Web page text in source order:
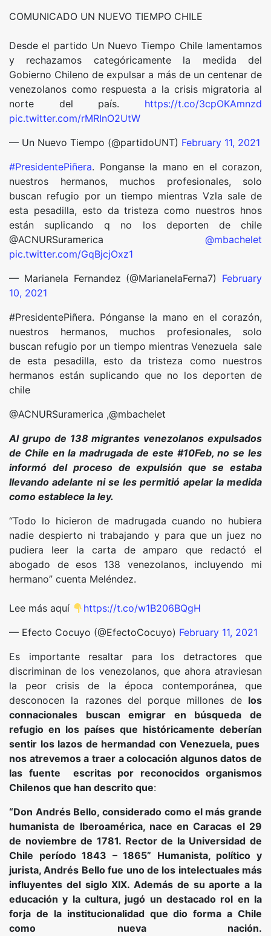
COMUNICADO UN NUEVO TIEMPO CHILE
Desde el partido Un Nuevo Tiempo Chile lamentamos
y rechazamos categóricamente la medida del
Gobierno Chileno de expulsar a más de un centenar de
venezolanos como respuesta a la crisis migratoria al
norte del país. https://t.co/3cpOKAmnzd
pic.twitter.com/rMRInO2UtW
— Un Nuevo Tiempo (@partidoUNT) February 11, 2021
#PresidentePiñera. Ponganse la mano en el corazon,
nuestros hermanos, muchos profesionales, solo
buscan refugio por un tiempo mientras Vzla sale de
esta pesadilla, esto da tristeza como nuestros hnos
están suplicando q no los deporten de chile
@ACNURSuramerica @mbachelet
pic.twitter.com/GqBjcjOxz1
— Marianela Fernandez (@MarianelaFerna7) February
10, 2021
#PresidentePiñera. Pónganse la mano en el corazón,
nuestros hermanos, muchos profesionales, solo
buscan refugio por un tiempo mientras Venezuela sale
de esta pesadilla, esto da tristeza como nuestros
hermanos están suplicando que no los deporten de
chile
@ACNURSuramerica ,@mbachelet
Al grupo de 138 migrantes venezolanos expulsados
de Chile en la madrugada de este #10Feb, no se les
informó del proceso de expulsión que se estaba
llevando adelante ni se les permitió apelar la medida
como establece la ley.
“Todo lo hicieron de madrugada cuando no hubiera
nadie despierto ni trabajando y para que un juez no
pudiera leer la carta de amparo que redactó el
abogado de esos 138 venezolanos, incluyendo mi
hermano” cuenta Meléndez.
Lee más aquí
https://t.co/w1B206BQgH
— Efecto Cocuyo (@EfectoCocuyo) February 11, 2021
Es importante resaltar para los detractores que
discriminan de los venezolanos, que ahora atraviesan
la peor crisis de la época contemporánea, que
desconocen la razones del porque millones de los
connacionales buscan emigrar en búsqueda de
refugio en los países que históricamente deberían
sentir los lazos de hermandad con Venezuela, pues
nos atrevemos a traer a colocación algunos datos de
las fuente escritas por reconocidos organismos
Chilenos que han descrito que:
“Don Andrés Bello, considerado como el más grande
humanista de Iberoamérica, nace en Caracas el 29
de noviembre de 1781. Rector de la Universidad de
Chile período 1843 – 1865” Humanista, político y
jurista, Andrés Bello fue uno de los intelectuales más
influyentes del siglo XIX. Además de su aporte a la
educación y la cultura, jugó un destacado rol en la
forja de la institucionalidad que dio forma a Chile
como nueva nación.